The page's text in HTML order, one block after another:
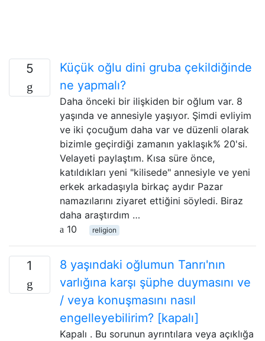
5
Küçük oğlu dini gruba çekildiğinde
ne yapmalı?
Daha önceki bir ilişkiden bir oğlum var. 8
yaşında ve annesiyle yaşıyor. Şimdi evliyim
ve iki çocuğum daha var ve düzenli olarak
bizimle geçirdiği zamanın yaklaşık% 20'si.
Velayeti paylaştım. Kısa süre önce,
katıldıkları yeni "kilisede" annesiyle ve yeni
erkek arkadaşıyla birkaç aydır Pazar
namazılarını ziyaret ettiğini söyledi. Biraz
daha araştırdım …
10
religion
1
8 yaşındaki oğlumun Tanrı'nın
varlığına karşı şüphe duymasını ve
/ veya konuşmasını nasıl
engelleyebilirim? [kapalı]
Kapalı . Bu sorunun ayrıntılara veya açıklığa